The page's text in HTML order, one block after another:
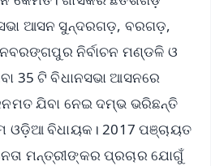
ଆସନ ସୁନ୍ଦରଗଡ଼, ବରଗଡ଼,
ନିର୍ବାଚନ ମଣ୍ଡଳି ଓ
35 ଟି ବିଧାନସଭା ଆସନରେ
ଯିବା ନେଇ ଦମ୍ଭ ଭରିଛନ୍ତି
ବିଧାୟକ। 2017 ପଞ୍ଚାୟତ
ମନ୍ତ୍ରୀଙ୍କର ପ୍ରଚାର ଯୋଗୁଁ